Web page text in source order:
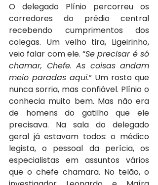
O delegado Plínio percorreu os
corredores do prédio central
recebendo cumprimentos dos
colegas. Um velho tira, Ligeirinho,
veio falar com ele. “Se precisar é só
chamar, Chefe. As coisas andam
meio paradas aqui.” Um rosto que
nunca sorria, mas confiável. Plínio o
conhecia muito bem. Mas não era
de homens do gatilho que ele
precisava. Na sala do delegado
geral já estavam todos: o médico
legista, o pessoal da perícia, os
especialistas em assuntos vários
que o chefe chamara. No telão, o